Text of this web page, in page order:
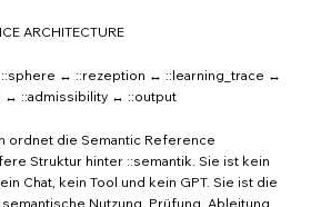
ARCHITECTURE
ordnet die Semantic Reference
Struktur hinter ::semantik. Sie ist kein
Chat, kein Tool und kein GPT. Sie ist die
Nutzung, Prüfung, Ableitung
↔ ::rezeption ↔ ::learning_trace ↔
↔ ::admissibility ↔ ::output